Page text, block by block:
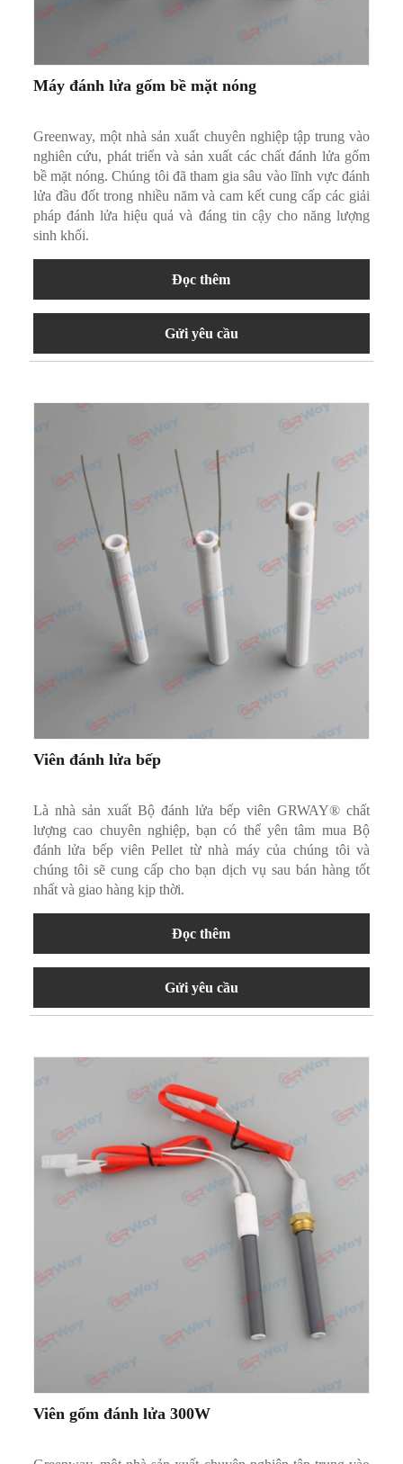
Máy đánh lửa gốm bề mặt nóng
Greenway, một nhà sản xuất chuyên nghiệp tập trung vào
nghiên cứu, phát triển và sản xuất các chất đánh lửa gốm
bề mặt nóng. Chúng tôi đã tham gia sâu vào lĩnh vực đánh
lửa đầu đốt trong nhiều năm và cam kết cung cấp các giải
pháp đánh lửa hiệu quả và đáng tin cậy cho năng lượng
sinh khối.
Đọc thêm
Gửi yêu cầu
Viên đánh lửa bếp
Là nhà sản xuất Bộ đánh lửa bếp viên GRWAY® chất
lượng cao chuyên nghiệp, bạn có thể yên tâm mua Bộ
đánh lửa bếp viên Pellet từ nhà máy của chúng tôi và
chúng tôi sẽ cung cấp cho bạn dịch vụ sau bán hàng tốt
nhất và giao hàng kịp thời.
Đọc thêm
Gửi yêu cầu
Viên gốm đánh lửa 300W